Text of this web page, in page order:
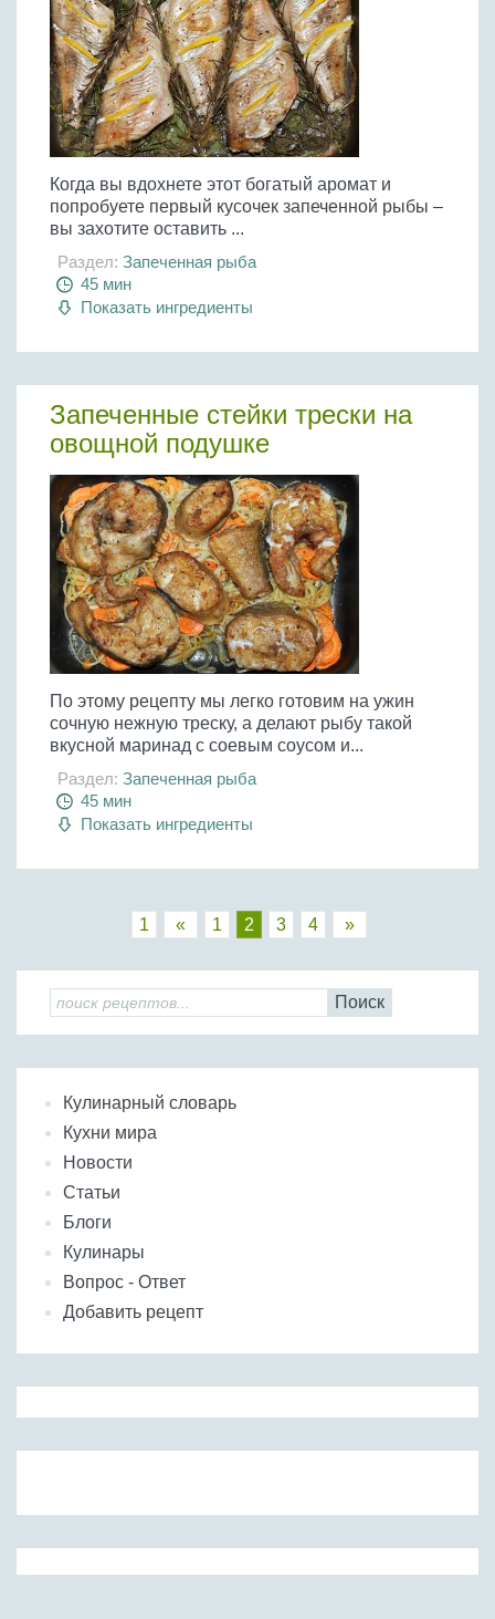
Когда вы вдохнете этот богатый аромат и
попробуете первый кусочек запеченной рыбы –
вы захотите оставить ...
Раздел: Запеченная рыба
45 мин
Показать ингредиенты
Запеченные стейки трески на
овощной подушке
По этому рецепту мы легко готовим на ужин
сочную нежную треску, а делают рыбу такой
вкусной маринад с соевым соусом и...
Раздел: Запеченная рыба
45 мин
Показать ингредиенты
1 « 1 2 3 4 »
Поиск
Кулинарный словарь
Кухни мира
Новости
Статьи
Блоги
Кулинары
Вопрос - Ответ
Добавить рецепт